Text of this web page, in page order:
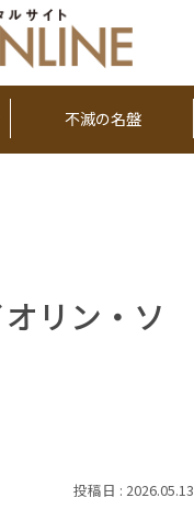
不滅の名盤
リン・ソ
2026.05.13